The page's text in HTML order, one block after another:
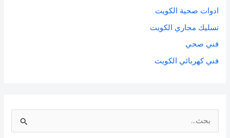
ادوات صحية الكويت
تسليك مجاري الكويت
فني صحي
فني كهربائي الكويت